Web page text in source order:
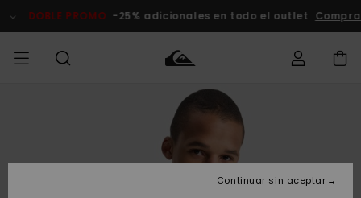
del
DOBLE PROMO -25% adicionales en todo el outlet
Surf Shop
Hombre
Tienda
Hombre
Outlet
Hombre
Accede a tu
Envio
Continuar sin aceptar